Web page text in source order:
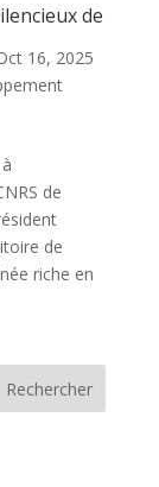
de
16, 2025
de
de
riche en
Rechercher